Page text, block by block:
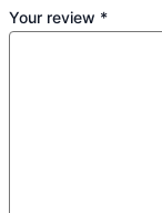
Your review *